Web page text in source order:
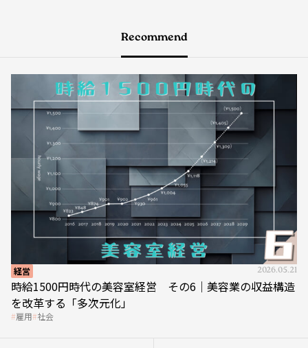
Recommend
経営 2026.05.21
時給1500円時代の美容室経営 その6｜美容業の収益構造
を改革する「多次元化」
雇用 社会